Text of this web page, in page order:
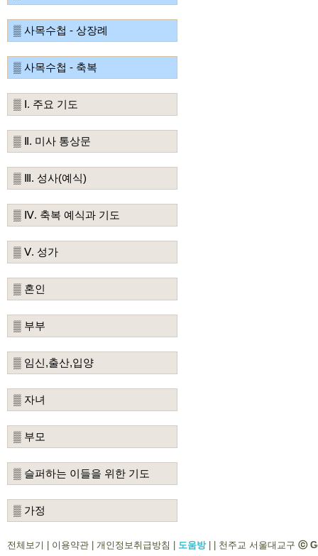
▒ 사목수첩 - 상장례
▒ 사목수첩 - 축복
▒ Ⅰ. 주요 기도
▒ Ⅱ. 미사 통상문
▒ Ⅲ. 성사(예식)
▒ Ⅳ. 축복 예식과 기도
▒ Ⅴ. 성가
▒ 혼인
▒ 부부
▒ 임신,출산,입양
▒ 자녀
▒ 부모
▒ 슬퍼하는 이들을 위한 기도
▒ 가정
전체보기 이용약관 개인정보취급방침 도움방 천주교 서울대교구 ⓒ